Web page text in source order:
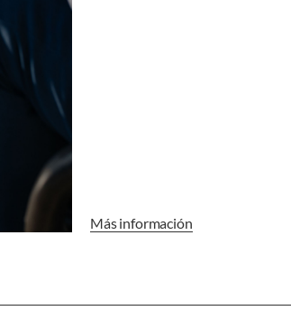
Más información